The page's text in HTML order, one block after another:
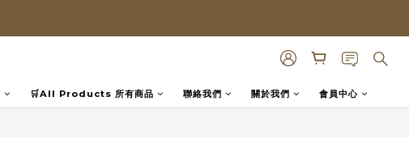
🛒All Products 所有商品 聯絡我們 關於我們 會員中心